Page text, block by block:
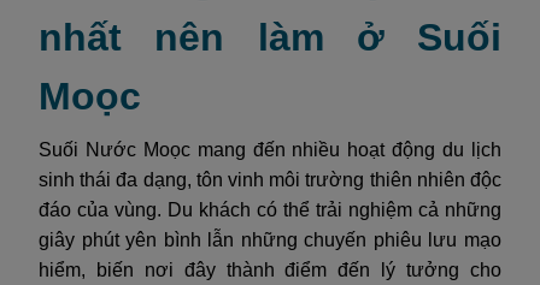
nhất nên làm ở Suối
Moọc
Suối Nước Moọc mang đến nhiều hoạt động du lịch
sinh thái đa dạng, tôn vinh môi trường thiên nhiên độc
đáo của vùng. Du khách có thể trải nghiệm cả những
giây phút yên bình lẫn những chuyến phiêu lưu mạo
hiểm, biến nơi đây thành điểm đến lý tưởng cho